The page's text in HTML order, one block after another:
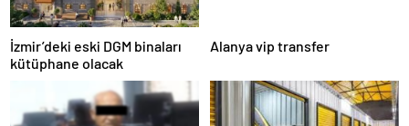
İzmir’deki eski DGM binaları
kütüphane olacak
Alanya vip transfer